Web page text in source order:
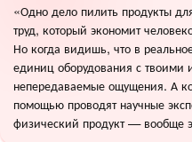
«Одно дело пилить продукты
труд, который экономит
Но когда видишь, что в
единиц оборудования с
непередаваемые ощущения. А
помощью проводят научные
физический продукт — вообще